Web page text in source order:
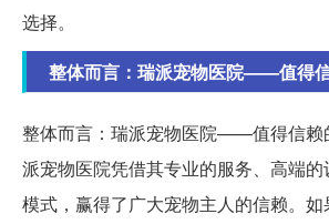
选择。
整体而言：瑞派宠物医院——值得
整体而言：瑞派宠物医院——值得信赖
派宠物医院凭借其专业的服务、高端
模式，赢得了广大宠物主人的信赖。